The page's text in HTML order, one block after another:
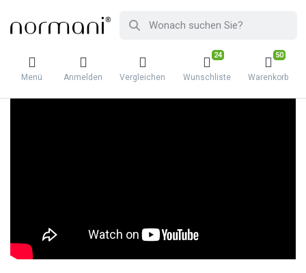
Menü Anmelden Vergleichen
24
Wunschliste
50
Warenkorb